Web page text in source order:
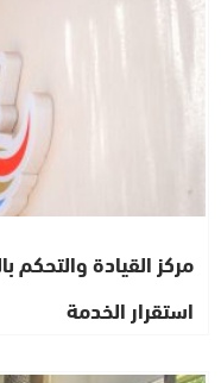
مركز القيادة والتحكم
استقرار الخدمة